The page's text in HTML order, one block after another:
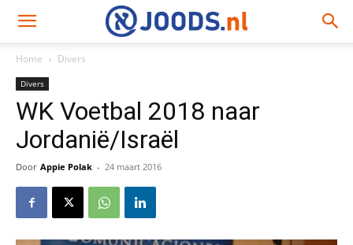
Home Divers
Divers
WK Voetbal 2018 naar
Jordanië/Israël
Door Appie Polak - 24 maart 2016